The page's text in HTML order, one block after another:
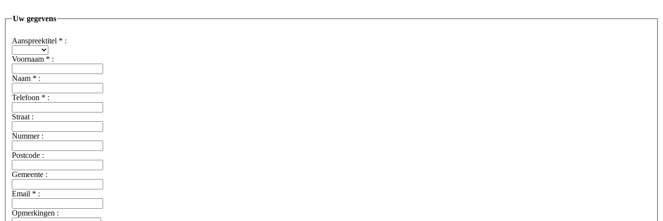
Uw gegevens
Aanspreektitel * :
Voornaam * :
Naam * :
Telefoon * :
Straat :
Nummer :
Postcode :
Gemeente :
Email * :
Opmerkingen :